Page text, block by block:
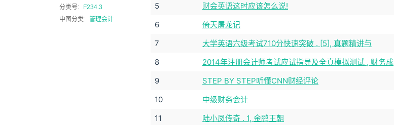
分类号:
F234.3
中图分类: 管理会计
5
财会英语这时应该怎么说!
6
倚天屠龙记
7
大学英语六级考试710分快速突破 . [5], 真题精讲与
8
2014年注册会计师考试应试指导及全真模拟测试 , 财务成
9
STEP BY STEP听懂CNN财经评论
10
中级财务会计
11
陆小凤传奇 . 1, 金鹏王朝